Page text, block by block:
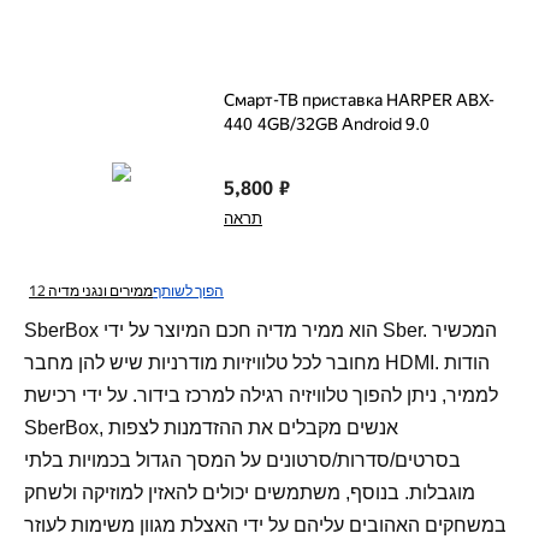
Смарт-ТВ приставка HARPER ABX-
440 4GB/​32GB Android 9.0
5,800 ₽
תראה
ממירים ונגני מדיה 12 הפוך לשותף
SberBox הוא ממיר מדיה חכם המיוצר על ידי Sber. המכשיר
מחובר לכל טלוויזיות מודרניות שיש להן מחבר HDMI. הודות
לממיר, ניתן להפוך טלוויזיה רגילה למרכז בידור. על ידי רכישת
SberBox, אנשים מקבלים את ההזדמנות לצפות
בסרטים/סדרות/סרטונים על המסך הגדול בכמויות בלתי
מוגבלות. בנוסף, משתמשים יכולים להאזין למוזיקה ולשחק
במשחקים האהובים עליהם על ידי האצלת מגוון משימות לעוזר